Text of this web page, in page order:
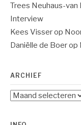
Trees Neuhaus-van
Interview
Kees Visserop
Daniëlle de Boerop
ARCHIEF
Archief